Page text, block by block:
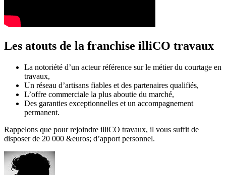
Les atouts de la franchise illiCO travaux
La notoriété d’un acteur référence sur le métier du courtage en
travaux,
Un réseau d’artisans fiables et des partenaires qualifiés,
L’offre commerciale la plus aboutie du marché,
Des garanties exceptionnelles et un accompagnement
permanent.
Rappelons que pour rejoindre illiCO travaux, il vous suffit de
disposer de 20 000 &euros; d’apport personnel.